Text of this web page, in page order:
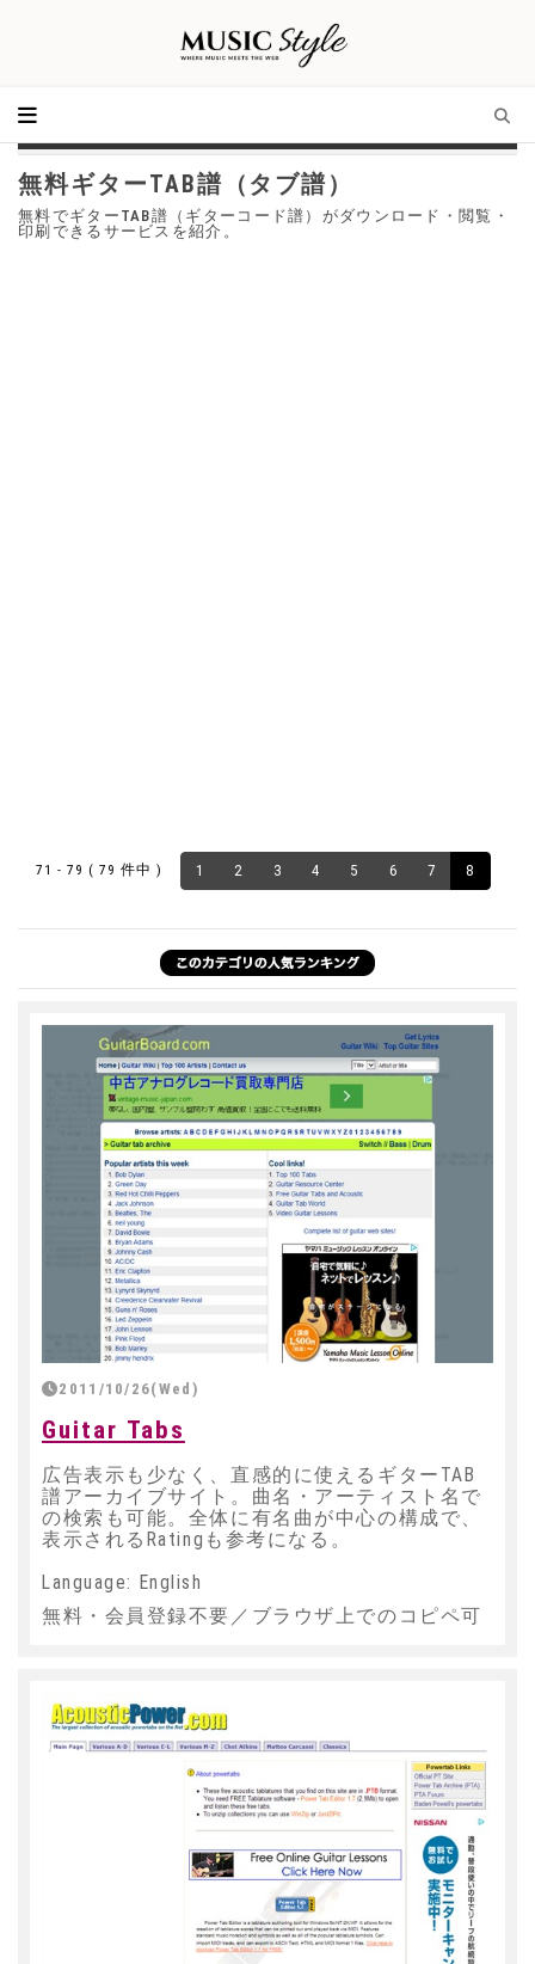
無料ギターTAB譜（タブ譜）
無料でギターTAB譜（ギターコード譜）がダウンロード・閲覧・
印刷できるサービスを紹介。
71 - 79 ( 79 件中 ) 1 2 3 4 5 6 7 8
2011/10/26(Wed)
Guitar Tabs
広告表示も少なく、直感的に使えるギターTAB
譜アーカイブサイト。曲名・アーティスト名で
の検索も可能。全体に有名曲が中心の構成で、
表示されるRatingも参考になる。
Language: English
無料・会員登録不要／ブラウザ上でのコピペ可